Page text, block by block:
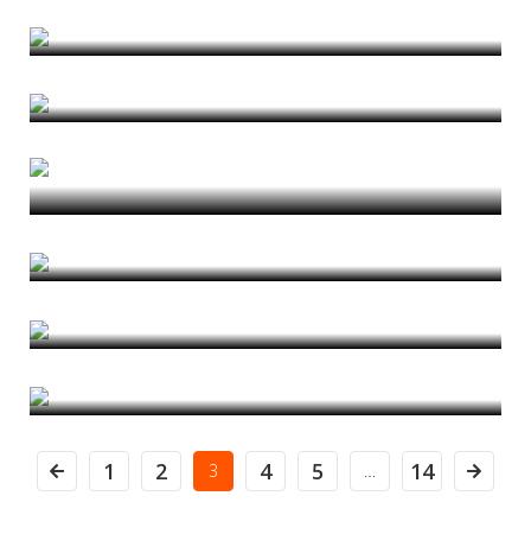
Facing Uncomfortable Heritage
Burocrati e marinai al tempo del
La Cina è vicina
Notes on Perception and Representation
A proposito di Villa Deliella
1 2 3 4 5 … 14